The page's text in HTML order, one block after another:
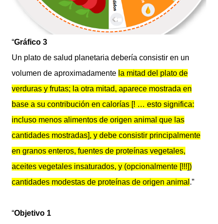
“Gráfico 3
Un plato de salud planetaria debería consistir en un
volumen de aproximadamente la mitad del plato de
verduras y frutas; la otra mitad, aparece mostrada en
base a su contribución en calorías [! … esto significa:
incluso menos alimentos de origen animal que las
cantidades mostradas], y debe consistir principalmente
en granos enteros, fuentes de proteínas vegetales,
aceites vegetales insaturados, y (opcionalmente [!!!])
cantidades modestas de proteínas de origen animal .”
“Objetivo 1